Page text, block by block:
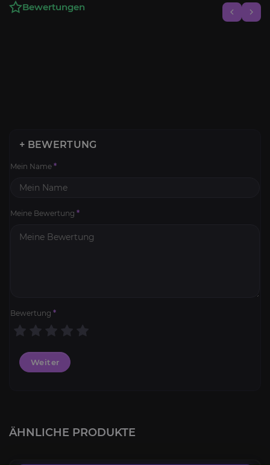
Bewertungen
+ BEWERTUNG
Mein Name *
Meine Bewertung *
Bewertung *
Weiter
ÄHNLICHE PRODUKTE
Sonnenhäscheransturm